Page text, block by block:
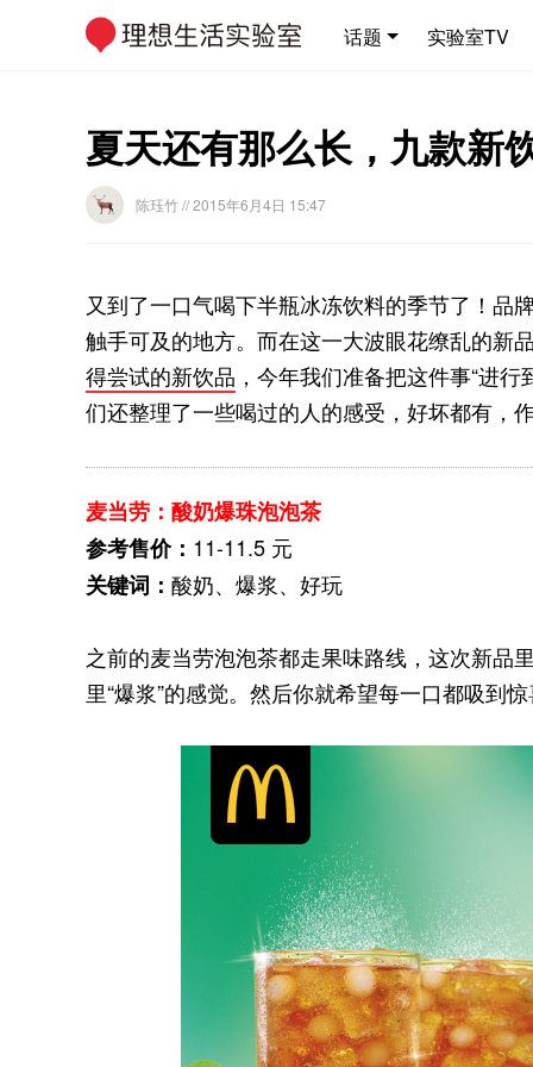
话题 实验室TV
夏天还有那么长，九款新
陈珏竹// 2015年6月4日 15:47
又到了一口气喝下半瓶冰冻饮料的季节了！品
触手可及的地方。而在这一大波眼花缭乱的新
得尝试的新饮品 ，今年我们准备把这件事“进
们还整理了一些喝过的人的感受，好坏都有，
麦当劳：酸奶爆珠泡泡茶
参考售价： 11-11.5 元
关键词： 酸奶、爆浆、好玩
之前的麦当劳泡泡茶都走果味路线，这次新品
里“爆浆”的感觉。然后你就希望每一口都吸到